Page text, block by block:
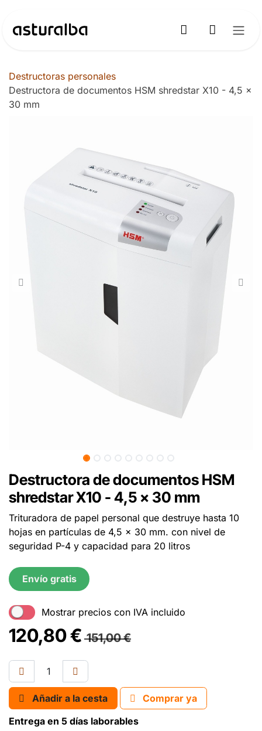
Destructoras personales
Destructora de documentos HSM shredstar X10 - 4,5 x
30 mm
Destructora de documentos HSM
shredstar X10 - 4,5 x 30 mm
Trituradora de papel personal que destruye hasta 10
hojas en partículas de 4,5 x 30 mm. con nivel de
seguridad P-4 y capacidad para 20 litros
Envío gratis
Mostrar precios con IVA incluido
120,80€ 151,00€
Añadir a la cesta
Comprar ya
Entrega en 5 días laborables